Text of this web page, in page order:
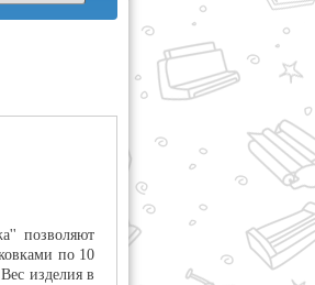
позволяют
по 10
изделия в